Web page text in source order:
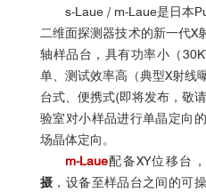
s-Laue / m-Laue是日本
二维面探测器技术的新一代X
轴样品台，具有功率小（
单、测试效率高（典型X射线
台式、便携式(即将发布，敬
验室对小样品进行单晶定向
场晶体定向。
m-Laue配备XY位移台
摄 ，设备至样品台之间的可